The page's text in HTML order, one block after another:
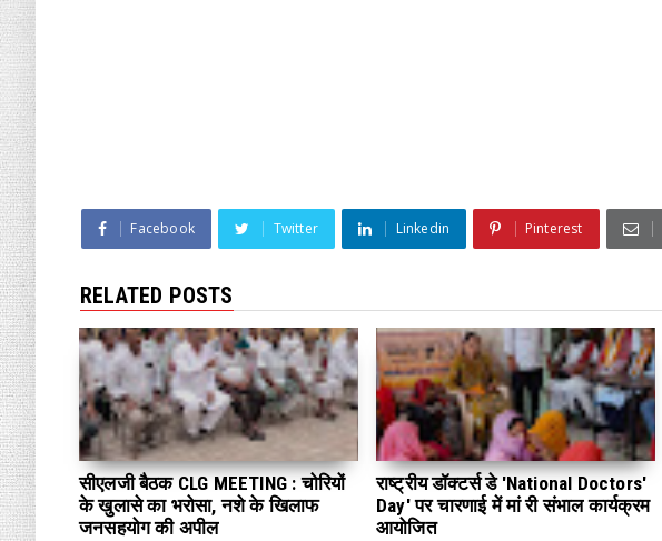
Facebook Twitter Linkedin Pinterest
RELATED POSTS
सीएलजी बैठक CLG MEETING : चोरियों
के खुलासे का भरोसा, नशे के खिलाफ
जनसहयोग की अपील
राष्ट्रीय डॉक्टर्स डे 'National Doctors'
Day' पर चारणाई में मां री संभाल कार्यक्रम
आयोजित